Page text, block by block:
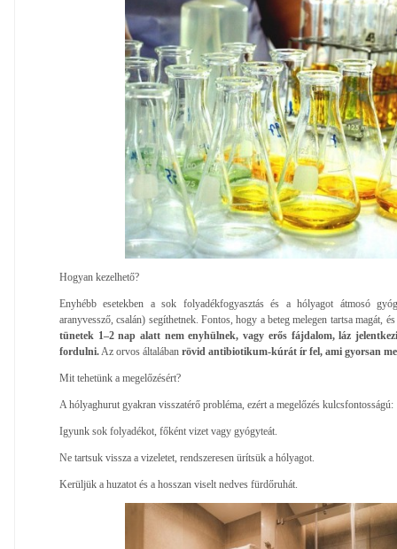
Hogyan kezelhető?
Enyhébb esetekben a sok folyadékfogyasztás és a hólyagot átmosó
aranyvessző, csalán) segíthetnek. Fontos, hogy a beteg melegen tartsa magát,
tünetek 1–2 nap alatt nem enyhülnek, vagy erős fájdalom, láz
fordulni. Az orvos általában rövid antibiotikum-kúrát ír fel, ami gyorsan
Mit tehetünk a megelőzésért?
A hólyaghurut gyakran visszatérő probléma, ezért a megelőzés kulcsfontosságú:
Igyunk sok folyadékot, főként vizet vagy gyógyteát.
Ne tartsuk vissza a vizeletet, rendszeresen ürítsük a hólyagot.
Kerüljük a huzatot és a hosszan viselt nedves fürdőruhát.